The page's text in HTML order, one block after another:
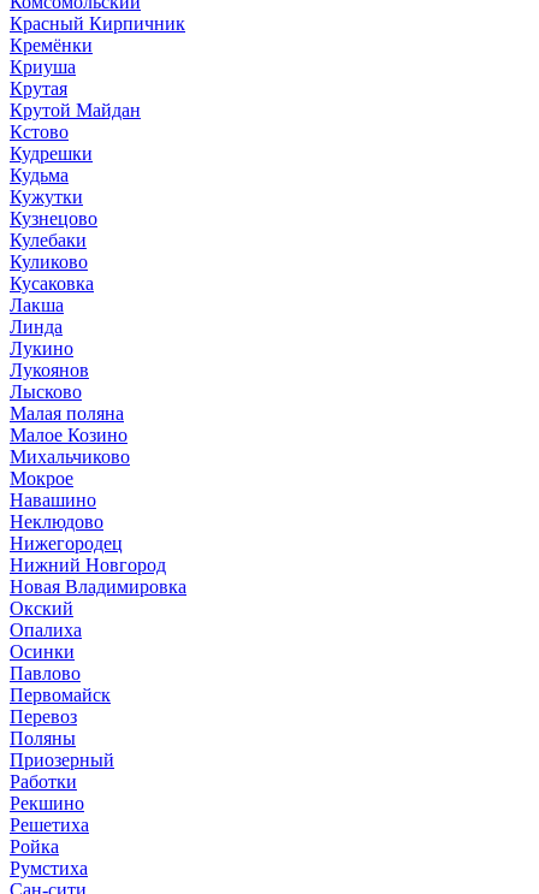
Красный Кирпичник
Кремёнки
Криуша
Крутая
Крутой Майдан
Кстово
Кудрешки
Кудьма
Кужутки
Кузнецово
Кулебаки
Куликово
Кусаковка
Лакша
Линда
Лукино
Лукоянов
Лысково
Малая поляна
Малое Козино
Михальчиково
Мокрое
Навашино
Неклюдово
Нижегородец
Нижний Новгород
Новая Владимировка
Окский
Опалиха
Осинки
Павлово
Первомайск
Перевоз
Поляны
Приозерный
Работки
Рекшино
Решетиха
Ройка
Румстиха
Сан-сити